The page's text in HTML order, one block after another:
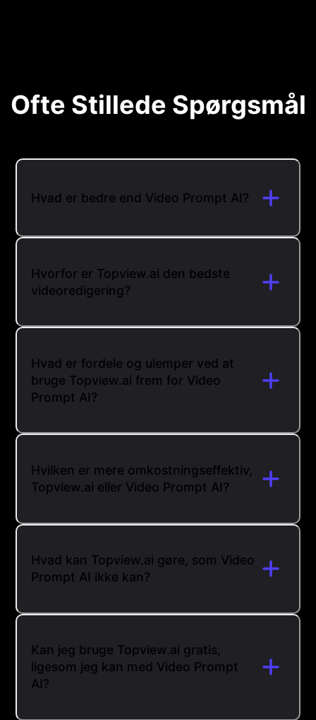
Ofte Stillede Spørgsmål
Hvad er bedre end Video Prompt AI?
Hvorfor er Topview.ai den bedste
videoredigering?
Hvad er fordele og ulemper ved at
bruge Topview.ai frem for Video
Prompt AI?
Hvilken er mere omkostningseffektiv,
Topview.ai eller Video Prompt AI?
Hvad kan Topview.ai gøre, som Video
Prompt AI ikke kan?
Kan jeg bruge Topview.ai gratis,
ligesom jeg kan med Video Prompt
AI?